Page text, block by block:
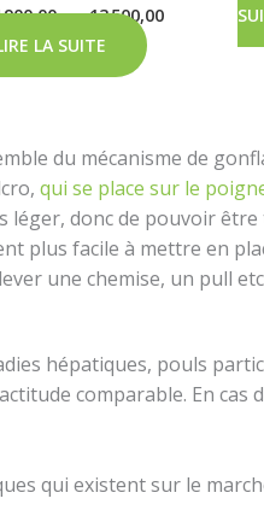
900,00 13 500,00 د.ج
LA SUITE
du mécanisme de
qui se place sur le
léger, donc de pouvoir
plus facile à mettre en
une chemise, un pull
hépatiques, pouls
comparable. En cas
qui existent sur le